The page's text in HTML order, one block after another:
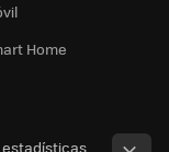
Home
estadísticas